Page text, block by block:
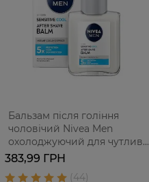
Бальзам після гоління
чоловічий Nivea Men
охолоджуючий для чутливої
шкіри 100 мл
383,99 ГРН